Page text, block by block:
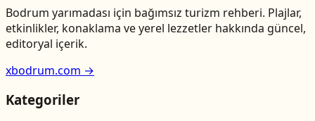
Bodrum yarımadası için bağımsız turizm rehberi. Plajlar,
etkinlikler, konaklama ve yerel lezzetler hakkında güncel,
editoryal içerik.
xbodrum.com →
Kategoriler